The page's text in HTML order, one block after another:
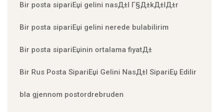
Bir posta sipariЕџi gelini nasД±l Г§Д±kД±lД±r
Bir posta sipariЕџi gelini nerede bulabilirim
Bir posta sipariЕџinin ortalama fiyatД±
Bir Rus Posta SipariЕџi Gelini NasД±l SipariЕџ Edilir
bla gjennom postordrebruden